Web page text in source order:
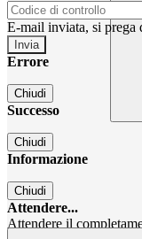
E-mail inviata, si prega
Errore
Chiudi
Successo
Chiudi
Informazione
Chiudi
Attendere...
Attendere il